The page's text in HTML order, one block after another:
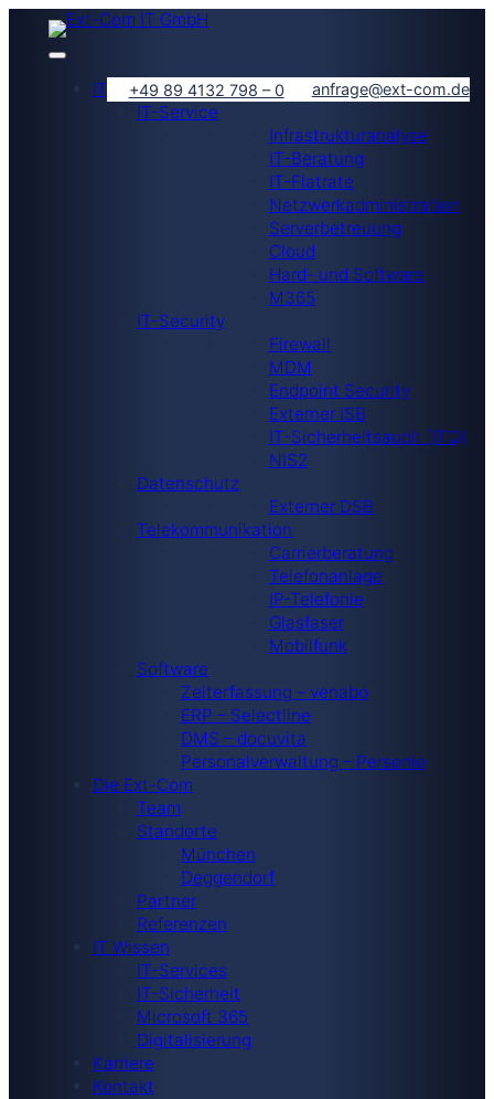
+49 89 4132 798 – 0 anfrage@ext-com.de
IT-Lösungen
IT-Service
Infrastrukturanalyse
IT-Beratung
IT-Flatrate
Netzwerkadministration
Serverbetreuung
Cloud
Hard- und Software
M365
IT-Security
Firewall
MDM
Endpoint Security
Externer ISB
IT-Sicherheitsaudit (ITQ)
NIS2
Datenschutz
Externer DSB
Telekommunikation
Carrierberatung
Telefonanlage
IP-Telefonie
Glasfaser
Mobilfunk
Software
Zeiterfassung – venabo
ERP – Selectline
DMS – docuvita
Personalverwaltung – Personio
Die Ext-Com
Team
Standorte
München
Deggendorf
Partner
Referenzen
IT Wissen
IT-Services
IT-Sicherheit
Microsoft 365
Digitalisierung
Karriere
Kontakt